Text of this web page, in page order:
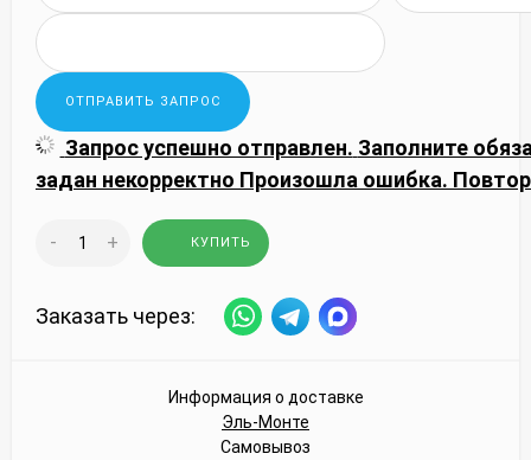
Запрос успешно отправлен. Заполните
задан некорректно Произошла ошибка.
- + КУПИТЬ
Заказать через:
Информация о доставке
Эль-Монте
Самовывоз